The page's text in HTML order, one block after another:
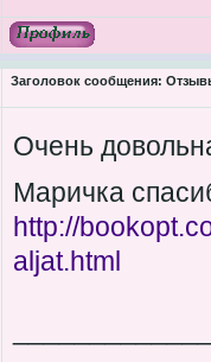
Заголовок сообщения:
Очень
Маричка
http://
aljat.html